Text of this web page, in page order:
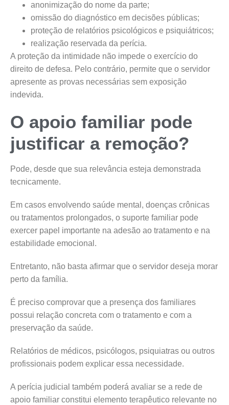
anonimização do nome da parte;
omissão do diagnóstico em decisões públicas;
proteção de relatórios psicológicos e psiquiátricos;
realização reservada da perícia.
A proteção da intimidade não impede o exercício do
direito de defesa. Pelo contrário, permite que o servidor
apresente as provas necessárias sem exposição
indevida.
O apoio familiar pode
justificar a remoção?
Pode, desde que sua relevância esteja demonstrada
tecnicamente.
Em casos envolvendo saúde mental, doenças crônicas
ou tratamentos prolongados, o suporte familiar pode
exercer papel importante na adesão ao tratamento e na
estabilidade emocional.
Entretanto, não basta afirmar que o servidor deseja morar
perto da família.
É preciso comprovar que a presença dos familiares
possui relação concreta com o tratamento e com a
preservação da saúde.
Relatórios de médicos, psicólogos, psiquiatras ou outros
profissionais podem explicar essa necessidade.
A perícia judicial também poderá avaliar se a rede de
apoio familiar constitui elemento terapêutico relevante no